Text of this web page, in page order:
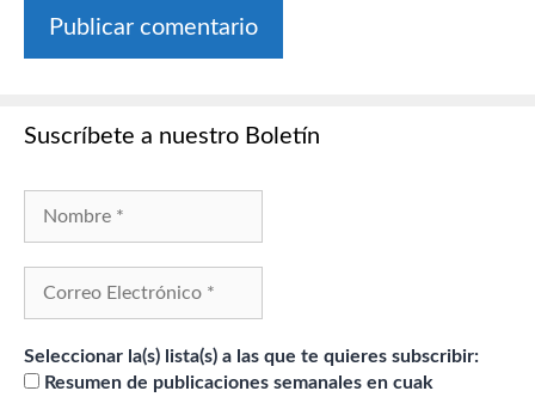
Suscríbete a nuestro Boletín
Seleccionar la(s) lista(s) a las que te quieres subscribir:
Resumen de publicaciones semanales en cuak